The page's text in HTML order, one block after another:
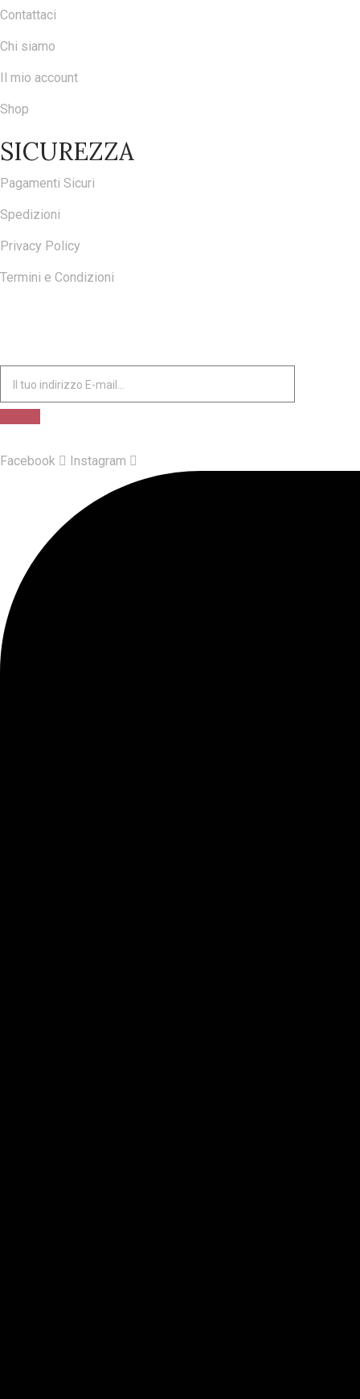
Contattaci
Chi siamo
Il mio account
Shop
SICUREZZA
Pagamenti Sicuri
Spedizioni
Privacy Policy
Termini e Condizioni
Facebook Instagram